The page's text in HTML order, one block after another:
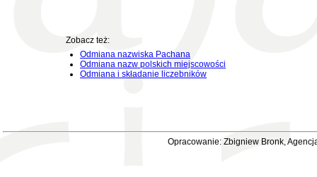
Zobacz też:
Odmiana nazwiska Pachana
Odmiana nazw polskich miejscowości
Odmiana i składanie liczebników
Opracowanie: Zbigniew Bronk,